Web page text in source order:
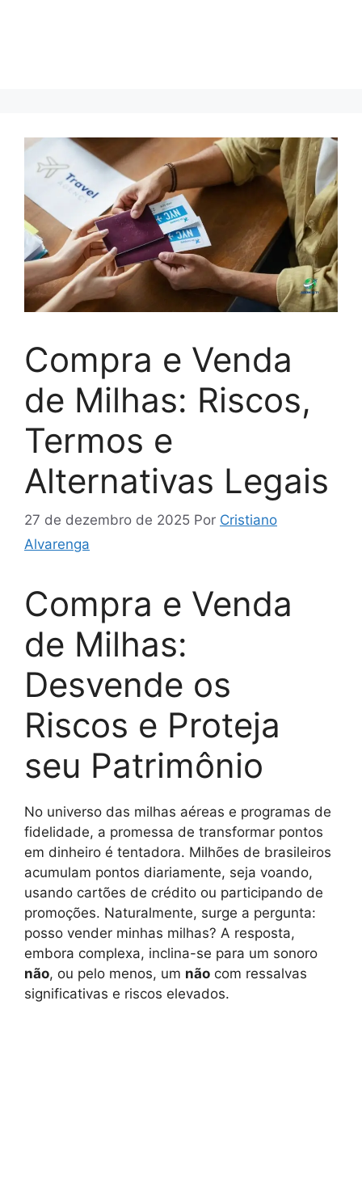
Compra e Venda
de Milhas: Riscos,
Termos e
Alternativas Legais
27 de dezembro de 2025 Por Cristiano
Alvarenga
Compra e Venda
de Milhas:
Desvende os
Riscos e Proteja
seu Patrimônio
No universo das milhas aéreas e programas de
fidelidade, a promessa de transformar pontos
em dinheiro é tentadora. Milhões de brasileiros
acumulam pontos diariamente, seja voando,
usando cartões de crédito ou participando de
promoções. Naturalmente, surge a pergunta:
posso vender minhas milhas? A resposta,
embora complexa, inclina-se para um sonoro
não, ou pelo menos, um não com ressalvas
significativas e riscos elevados.